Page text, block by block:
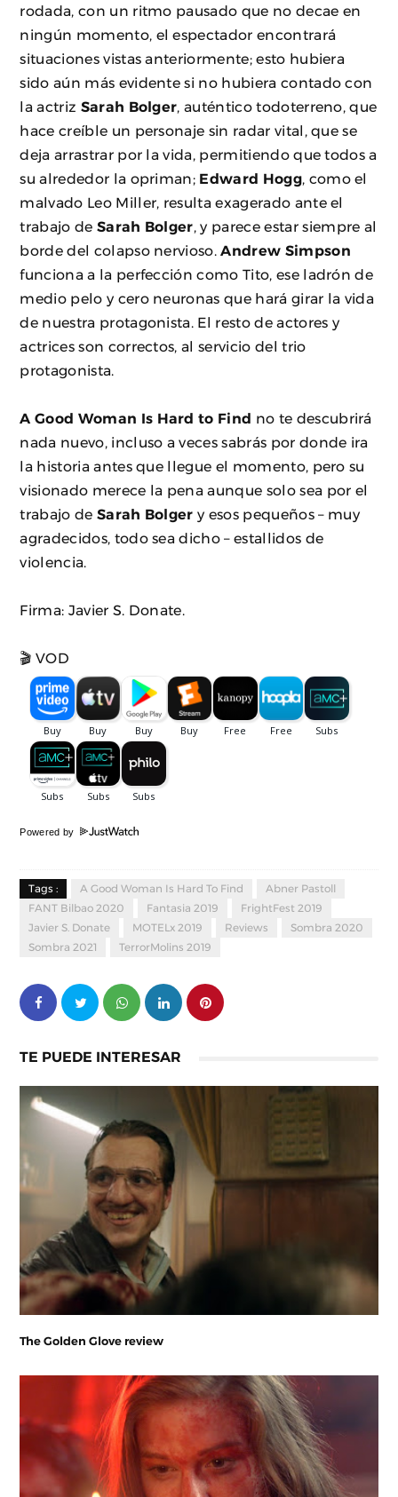
rodada, con un ritmo pausado que no decae en
ningún momento, el espectador encontrará
situaciones vistas anteriormente; esto hubiera
sido aún más evidente si no hubiera contado con
la actriz Sarah Bolger , auténtico todoterreno, que
hace creíble un personaje sin radar vital, que se
deja arrastrar por la vida, permitiendo que todos a
su alrededor la opriman; Edward Hogg, como el
malvado Leo Miller, resulta exagerado ante el
trabajo de Sarah Bolger , y parece estar siempre al
borde del colapso nervioso. Andrew Simpson
funciona a la perfección como Tito, ese ladrón de
medio pelo y cero neuronas que hará girar la vida
de nuestra protagonista. El resto de actores y
actrices son correctos, al servicio del trio
protagonista.
A Good Woman Is Hard to Find no te descubrirá
nada nuevo, incluso a veces sabrás por donde ira
la historia antes que llegue el momento, pero su
visionado merece la pena aunque solo sea por el
trabajo de Sarah Bolger y esos pequeños – muy
agradecidos, todo sea dicho – estallidos de
violencia.
Firma: Javier S. Donate.
🎬 VOD
Powered by
Tags : A Good Woman Is Hard To Find
Abner Pastoll
FANT Bilbao 2020
Fantasia 2019
FrightFest 2019
Javier S. Donate
MOTELx 2019 Reviews
Sombra 2020
Sombra 2021
TerrorMolins 2019
TE PUEDE INTERESAR
The Golden Glove review